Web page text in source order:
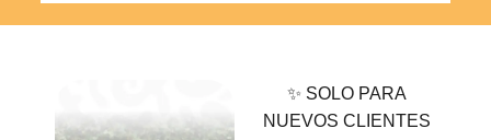
✨ SOLO PARA
NUEVOS CLIENTES